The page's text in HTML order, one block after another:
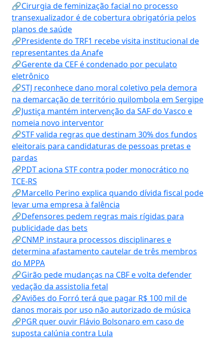
🔗Cirurgia de feminização facial no processo
transexualizador é de cobertura obrigatória pelos
planos de saúde
🔗Presidente do TRF1 recebe visita institucional de
representantes da Anafe
🔗Gerente da CEF é condenado por peculato
eletrônico
🔗STJ reconhece dano moral coletivo pela demora
na demarcação de território quilombola em Sergipe
🔗Justiça mantém intervenção da SAF do Vasco e
nomeia novo interventor
🔗STF valida regras que destinam 30% dos fundos
eleitorais para candidaturas de pessoas pretas e
pardas
🔗PDT aciona STF contra poder monocrático no
TCE-RS
🔗Marcello Perino explica quando dívida fiscal pode
levar uma empresa à falência
🔗Defensores pedem regras mais rígidas para
publicidade das bets
🔗CNMP instaura processos disciplinares e
determina afastamento cautelar de três membros
do MPPA
🔗Girão pede mudanças na CBF e volta defender
vedação da assistolia fetal
🔗Aviões do Forró terá que pagar R$ 100 mil de
danos morais por uso não autorizado de música
🔗PGR quer ouvir Flávio Bolsonaro em caso de
suposta calúnia contra Lula